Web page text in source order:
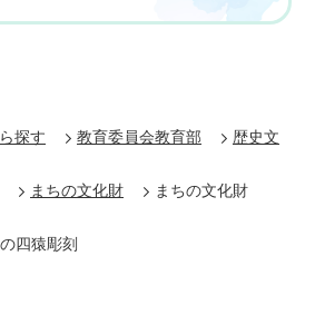
探す 教育委員会教育部 歴史文
まちの文化財 まちの文化財
四猿彫刻